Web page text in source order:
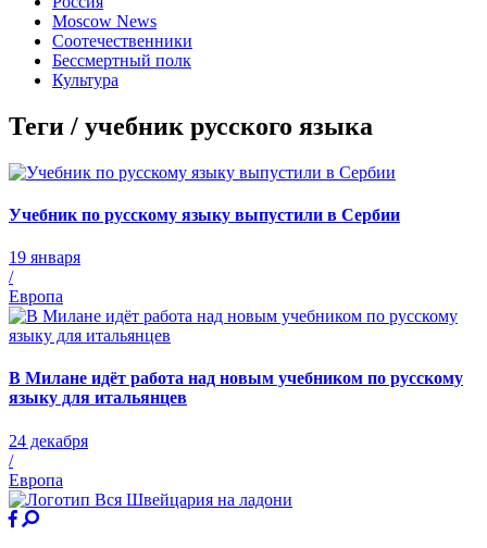
Moscow News
Соотечественники
Бессмертный полк
Культура
Теги / учебник русского языка
Учебник по русскому языку выпустили в Сербии
19 января
/
Европа
В Милане идёт работа над новым учебником по русскому
языку для итальянцев
24 декабря
/
Европа